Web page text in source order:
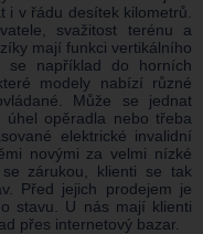
i v řádu desítek kilometrů.
svažitost terénu a
mají funkci vertikálního
se například do horních
modely nabízí různé
Může se jednat
úhel opěradla nebo třeba
elektrické invalidní
novými za velmi nízké
zárukou, klienti se tak
Před jejich prodejem je
stavu. U nás mají klienti
přes internetový bazar.